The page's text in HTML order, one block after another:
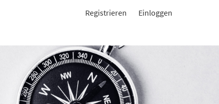
Registrieren Einloggen